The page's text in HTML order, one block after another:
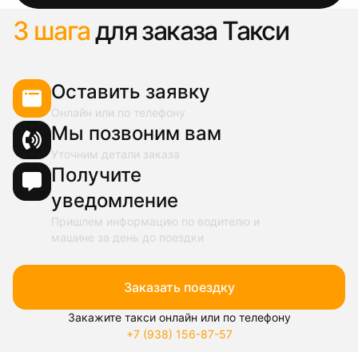
3 шагадля заказа Такси
Оставить заявку
Онлайн или по телефону
Мы позвоним вам
Уточним детали заказа
Получите
уведомление
Пришлем информацию по водителю и
машине за день до поездки
Заказать поездку
Закажите такси онлайн или по телефону
+7 (938) 156-87-57